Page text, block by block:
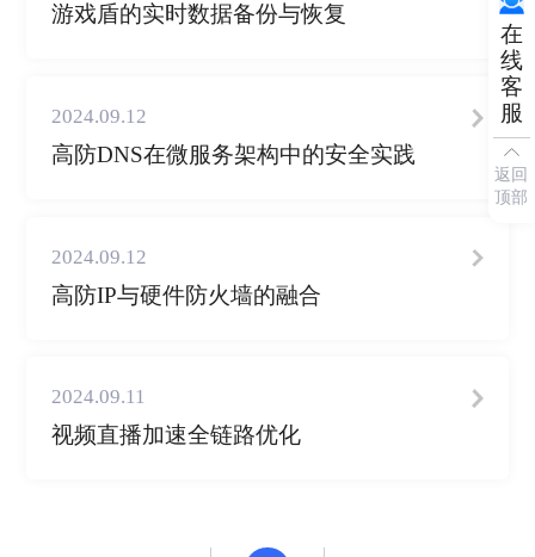
游戏盾的实时数据备份与恢复
2024.09.12
高防DNS在微服务架构中的安全实践
2024.09.12
高防IP与硬件防火墙的融合
2024.09.11
视频直播加速全链路优化
在
线
客
服
返回
顶部